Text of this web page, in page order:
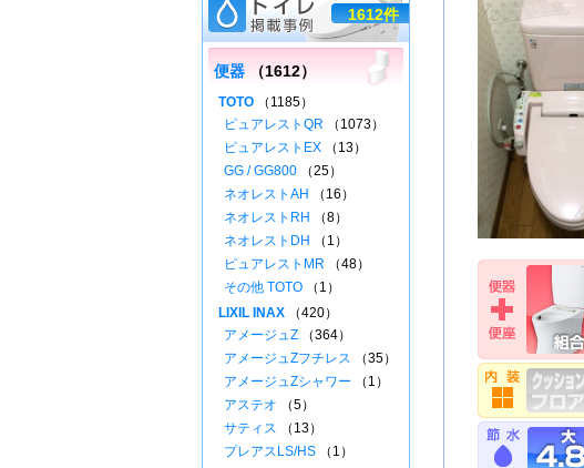
1612件
便器 （1612）
TOTO （1185）
ピュアレストQR （1073）
ピュアレストEX （13）
GG / GG800 （25）
ネオレストAH
（16）
ネオレストRH
（8）
ネオレストDH
（1）
ピュアレストMR （48）
その他 TOTO （1）
LIXIL INAX （420）
アメージュZ （364）
アメージュZフチレス （35）
アメージュZシャワー （1）
アステオ （5）
サティス （13）
プレアスLS/HS （1）